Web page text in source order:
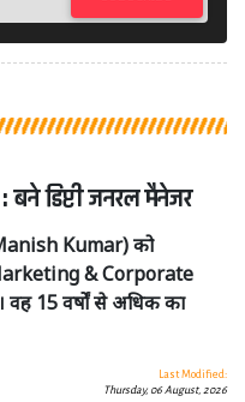
डिप्टी जनरल मैनेजर
Kumar) को
& Corporate
15 वर्षों से अधिक का
Last Modified:
Thursday, 06 August, 2026